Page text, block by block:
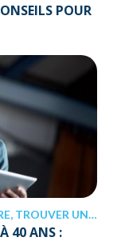
POUR
UN JOB
40 ANS :